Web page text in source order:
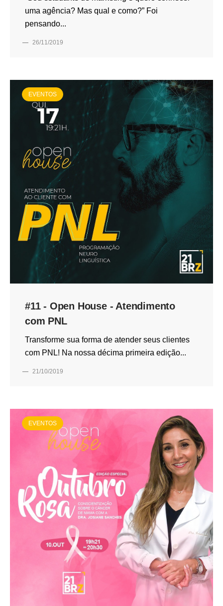
uma agência? Mas qual e como?” Foi
pensando...
— 26/11/2019
EVENTOS
#11 - Open House - Atendimento
com PNL
Transforme sua forma de atender seus clientes
com PNL! Na nossa décima primeira edição...
— 21/10/2019
EVENTOS